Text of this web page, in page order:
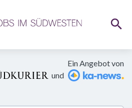
Ein Angebot von
und